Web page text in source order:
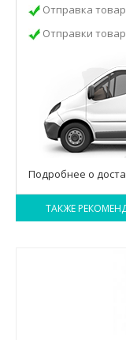
Отправка
Отправки
Подробнее о
ТАКЖЕ